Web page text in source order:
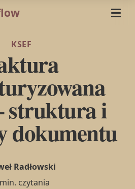
KSEF
struktura i
dokumentu
Radłowski
czytania